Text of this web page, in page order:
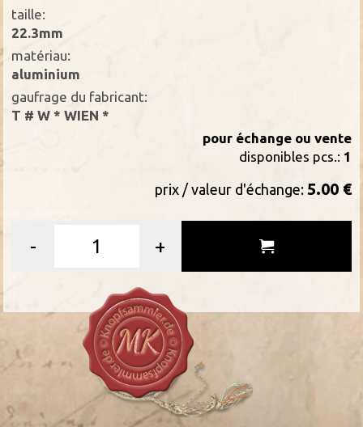
taille:
22.3mm
matériau:
aluminium
gaufrage du fabricant:
T # W * WIEN *
pour échange ou vente
disponibles pcs.: 1
prix / valeur d'échange: 5.00 €
- +